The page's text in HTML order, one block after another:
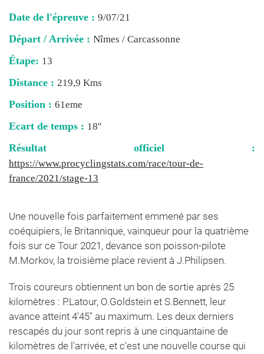
Date de l'épreuve : 9/07/21
Départ / Arrivée : Nîmes / Carcassonne
Étape: 13
Distance : 219,9 Kms
Position : 61eme
Ecart de temps : 18''
Résultat officiel :
https://www.procyclingstats.com/race/tour-de-
france/2021/stage-13
Une nouvelle fois parfaitement emmené par ses
coéquipiers, le Britannique, vainqueur pour la quatrième
fois sur ce Tour 2021, devance son poisson-pilote
M.Morkov, la troisième place revient à J.Philipsen.
Trois coureurs obtiennent un bon de sortie après 25
kilomètres : P.Latour, O.Goldstein et S.Bennett, leur
avance atteint 4'45" au maximum. Les deux derniers
rescapés du jour sont repris à une cinquantaine de
kilomètres de l'arrivée, et c'est une nouvelle course qui